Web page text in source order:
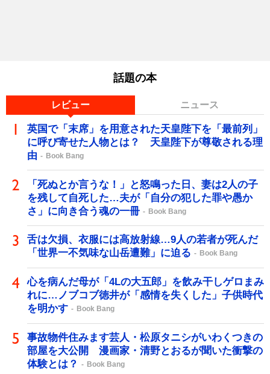
話題の本
レビュー ニュース
英国で「末席」を用意された天皇陛下を「最前列」
に呼び寄せた人物とは？ 天皇陛下が尊敬される理
由
Book Bang
「死ぬとか言うな！」と怒鳴った日、妻は2人の子
を残して自死した…夫が「自分の犯した罪や愚か
さ」に向き合う魂の一冊
Book Bang
舌は欠損、衣服には高放射線…9人の若者が死んだ
「世界一不気味な山岳遭難」に迫る
Book Bang
心を病んだ母が「4Lの大五郎」を飲み干しゲロまみ
れに…ノブコブ徳井が「感情を失くした」子供時代
を明かす
Book Bang
事故物件住みます芸人・松原タニシがいわくつきの
部屋を大公開 漫画家・清野とおるが聞いた衝撃の
体験とは？
Book Bang